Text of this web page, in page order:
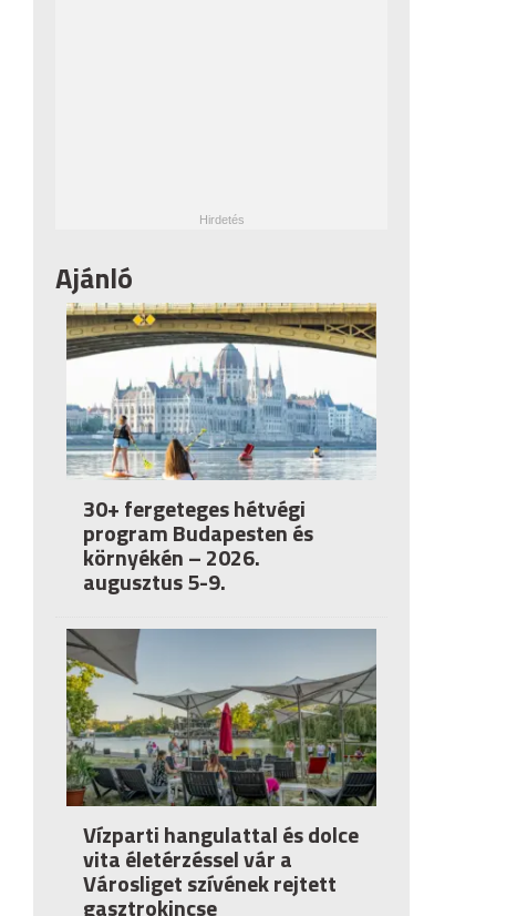
Ajánló
30+ fergeteges hétvégi
program Budapesten és
környékén – 2026.
augusztus 5-9.
Vízparti hangulattal és dolce
vita életérzéssel vár a
Városliget szívének rejtett
gasztrokincse